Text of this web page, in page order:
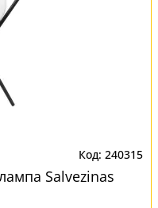
240315
Salvezinas